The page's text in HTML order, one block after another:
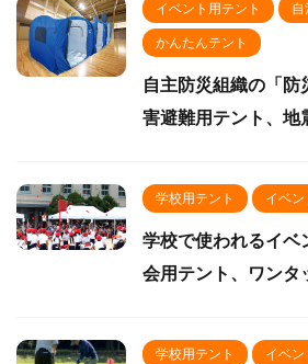
イベント用テント 自
かんたんテント
自主防災組織の「防
害避難用テント、地
学校用テント イベン
学校で使われるイベ
会用テント、ワンタ
学校用テント イベン